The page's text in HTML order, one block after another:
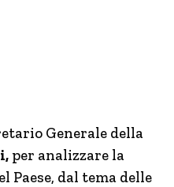
Generale della
per analizzare la
Paese, dal tema delle